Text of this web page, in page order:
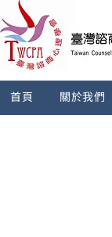
首頁 關於我們